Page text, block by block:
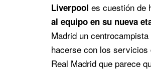
Liverpool es cuestión de
al equipo en su nueva
Madrid un
hacerse con los servicios
Real Madrid que parece